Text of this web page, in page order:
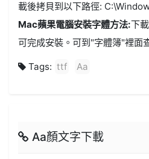
載後拷貝到以下路徑:
Mac蘋果電腦安裝字體方法:下
可完成安裝。可到"字體簿"裡面
Tags: ttf Aa
Aa顏文字下載